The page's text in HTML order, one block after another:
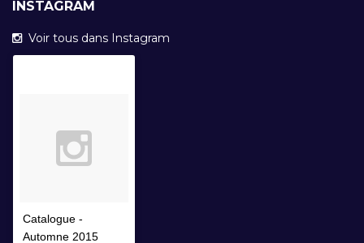
INSTAGRAM
Voir tous dans Instagram
Catalogue -
Automne 2015